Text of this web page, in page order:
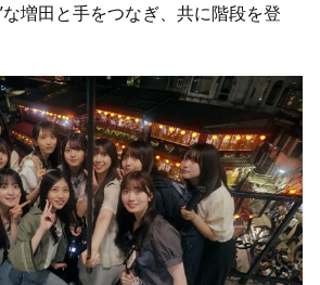
増田と手をつなぎ、共に階段を登